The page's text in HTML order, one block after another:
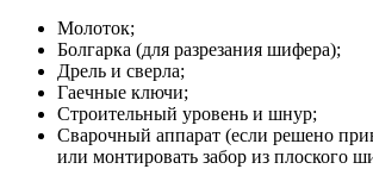
Молоток;
Болгарка (для разрезания шифера);
Дрель и сверла;
Гаечные ключи;
Строительный уровень и шнур;
Сварочный аппарат (если решено
или монтировать забор из плоского